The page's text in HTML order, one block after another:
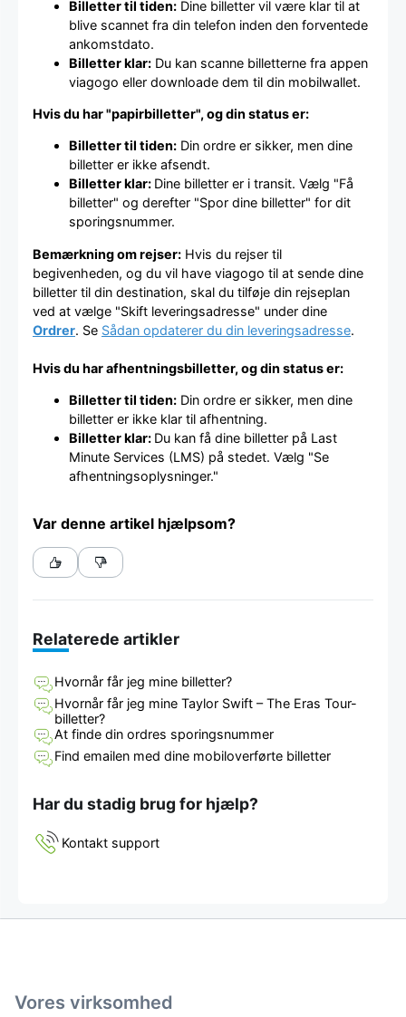
Billetter til tiden: Dine billetter vil være klar til at
blive scannet fra din telefon inden den forventede
ankomstdato.
Billetter klar: Du kan scanne billetterne fra appen
viagogo eller downloade dem til din mobilwallet.
Hvis du har "papirbilletter", og din status er:
Billetter til tiden: Din ordre er sikker, men dine
billetter er ikke afsendt.
Billetter klar: Dine billetter er i transit. Vælg "Få
billetter" og derefter "Spor dine billetter" for dit
sporingsnummer.
Bemærkning om rejser: Hvis du rejser til
begivenheden, og du vil have viagogo til at sende dine
billetter til din destination, skal du tilføje din rejseplan
ved at vælge "Skift leveringsadresse" under dine
Ordrer. Se Sådan opdaterer du din leveringsadresse.
Hvis du har afhentningsbilletter, og din status er:
Billetter til tiden: Din ordre er sikker, men dine
billetter er ikke klar til afhentning.
Billetter klar: Du kan få dine billetter på Last
Minute Services (LMS) på stedet. Vælg "Se
afhentningsoplysninger."
Var denne artikel hjælpsom?
Relaterede artikler
Hvornår får jeg mine billetter?
Hvornår får jeg mine Taylor Swift – The Eras Tour-
billetter?
At finde din ordres sporingsnummer
Find emailen med dine mobiloverførte billetter
Har du stadig brug for hjælp?
Kontakt support
Vores virksomhed